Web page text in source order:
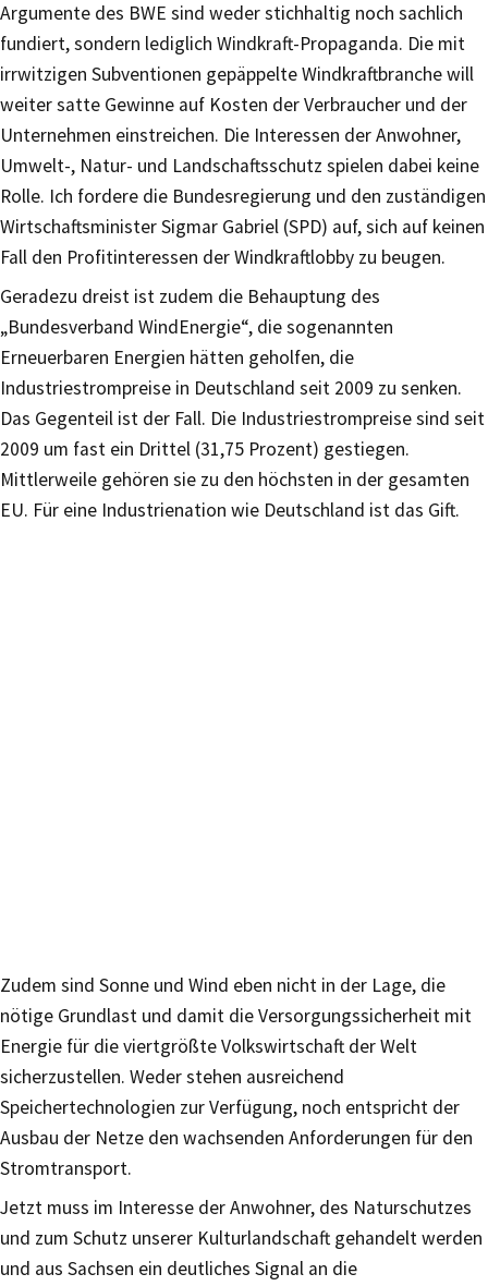
Argumente des BWE sind weder stichhaltig noch sachlich
fundiert, sondern lediglich Windkraft-Propaganda. Die mit
irrwitzigen Subventionen gepäppelte Windkraftbranche will
weiter satte Gewinne auf Kosten der Verbraucher und der
Unternehmen einstreichen. Die Interessen der Anwohner,
Umwelt-, Natur- und Landschaftsschutz spielen dabei keine
Rolle. Ich fordere die Bundesregierung und den zuständigen
Wirtschaftsminister Sigmar Gabriel (SPD) auf, sich auf keinen
Fall den Profitinteressen der Windkraftlobby zu beugen.
Geradezu dreist ist zudem die Behauptung des
„Bundesverband WindEnergie“, die sogenannten
Erneuerbaren Energien hätten geholfen, die
Industriestrompreise in Deutschland seit 2009 zu senken.
Das Gegenteil ist der Fall. Die Industriestrompreise sind seit
2009 um fast ein Drittel (31,75 Prozent) gestiegen.
Mittlerweile gehören sie zu den höchsten in der gesamten
EU. Für eine Industrienation wie Deutschland ist das Gift.
Zudem sind Sonne und Wind eben nicht in der Lage, die
nötige Grundlast und damit die Versorgungssicherheit mit
Energie für die viertgrößte Volkswirtschaft der Welt
sicherzustellen. Weder stehen ausreichend
Speichertechnologien zur Verfügung, noch entspricht der
Ausbau der Netze den wachsenden Anforderungen für den
Stromtransport.
Jetzt muss im Interesse der Anwohner, des Naturschutzes
und zum Schutz unserer Kulturlandschaft gehandelt werden
und aus Sachsen ein deutliches Signal an die